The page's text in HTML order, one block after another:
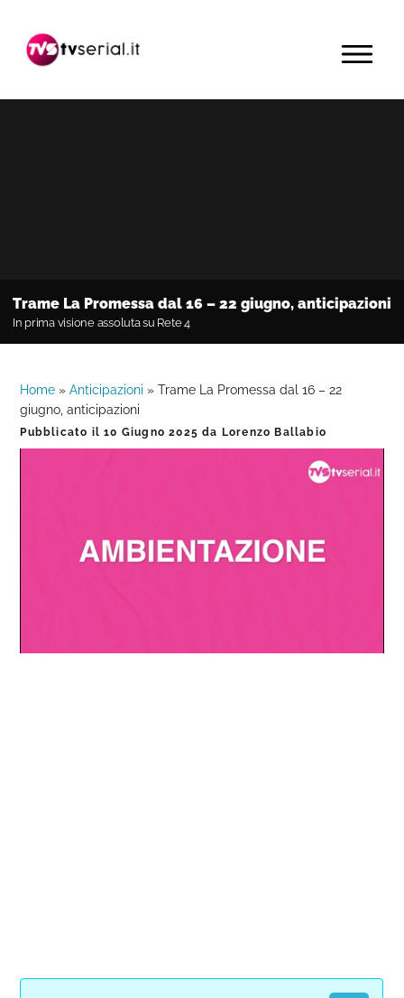
navigazione
contenuto
barra
primaria
MENU
Trame La Promessa dal 16 – 22 giugno, anticipazioni
In prima visione assoluta su Rete 4
Home »Anticipazioni »Trame La Promessa dal 16 – 22
giugno, anticipazioni
Pubblicato il10 Giugno 2025 da Lorenzo Ballabio
0%
0%